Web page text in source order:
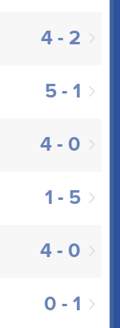
4 - 2
5 - 1
4 - 0
1 - 5
4 - 0
0 - 1